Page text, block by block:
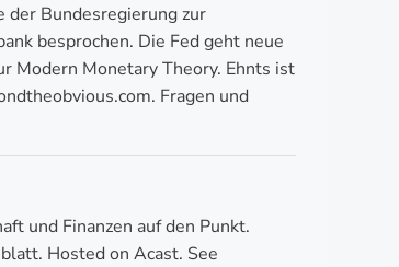
der Bundesregierung zur
besprochen. Die Fed geht neue
Modern Monetary Theory. Ehnts ist
Fragen und
und Finanzen auf den Punkt.
Hosted on Acast. See